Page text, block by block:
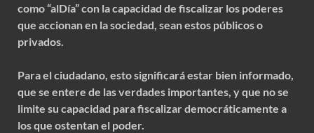
como “alDía” con la capacidad de fiscalizar los poderes
que accionan en la sociedad, sean estos públicos o
privados.
Para el ciudadano, esto significará estar bien informado,
que se entere de las verdades importantes, y que no se
limite su capacidad para fiscalizar democráticamente a
los que ostentan el poder.